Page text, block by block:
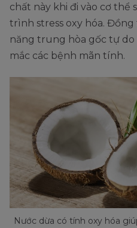
chất này khi đi vào cơ thể
trình stress oxy hóa.
năng trung hòa gốc tự
mắc các bệnh mãn tính.
Nước dừa có tính oxy hóa